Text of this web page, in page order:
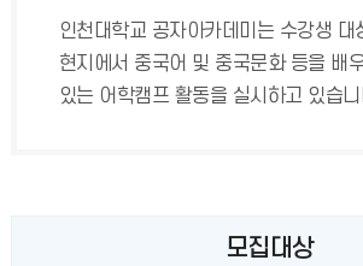
인천대학교 공자아카데미는 수강생 대
현지에서 중국어 및 중국문화 등을 배
있는 어학캠프 활동을 실시하고 있습니
모집대상